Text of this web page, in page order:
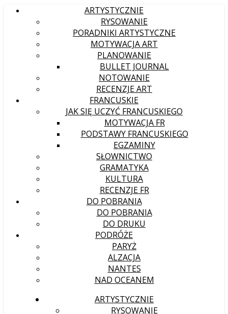
ARTYSTYCZNIE
RYSOWANIE
PORADNIKI ARTYSTYCZNE
MOTYWACJA ART
PLANOWANIE
BULLET JOURNAL
NOTOWANIE
RECENZJE ART
FRANCUSKIE
JAK SIĘ UCZYĆ FRANCUSKIEGO
MOTYWACJA FR
PODSTAWY FRANCUSKIEGO
EGZAMINY
SŁOWNICTWO
GRAMATYKA
KULTURA
RECENZJE FR
DO POBRANIA
DO POBRANIA
DO DRUKU
PODRÓŻE
PARYŻ
ALZACJA
NANTES
NAD OCEANEM
ARTYSTYCZNIE
RYSOWANIE